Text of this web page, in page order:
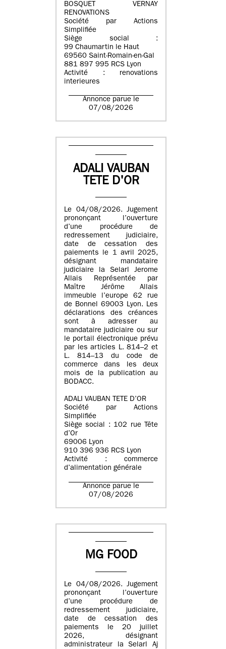
BOSQUET VERNAY
RENOVATIONS
Société par Actions
Simplifiée
Siège social :
99 Chaumartin le Haut
69560 Saint-Romain-en-Gal
881 897 995 RCS Lyon
Activité : renovations
interieures
Annonce parue le
07/08/2026
ADALI VAUBAN
TETE D'OR
Le 04/08/2026. Jugement
prononçant l’ouverture
d’une procédure de
redressement judiciaire,
date de cessation des
paiements le 1 avril 2025,
désignant mandataire
judiciaire la Selarl Jerome
Allais Représentée par
Maître Jérôme Allais
immeuble l’europe 62 rue
de Bonnel 69003 Lyon. Les
déclarations des créances
sont à adresser au
mandataire judiciaire ou sur
le portail électronique prévu
par les articles L. 814–2 et
L. 814–13 du code de
commerce dans les deux
mois de la publication au
BODACC.
ADALI VAUBAN TETE D’OR
Société par Actions
Simplifiée
Siège social : 102 rue Tête
d’Or
69006 Lyon
910 396 936 RCS Lyon
Activité : commerce
d’alimentation générale
Annonce parue le
07/08/2026
MG FOOD
Le 04/08/2026. Jugement
prononçant l’ouverture
d’une procédure de
redressement judiciaire,
date de cessation des
paiements le 20 juillet
2026, désignant
administrateur la Selarl Aj